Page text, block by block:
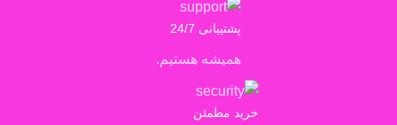
پشتیبانی 24/7
همیشه هستیم.
خرید مطمئن